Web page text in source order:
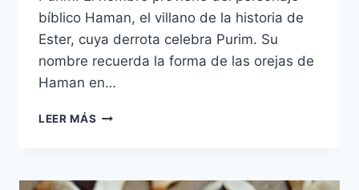
bíblico Haman, el villano de la historia de
Ester, cuya derrota celebra Purim. Su
nombre recuerda la forma de las orejas de
Haman en…
LEER MÁS OZNEI
CIRUELAS